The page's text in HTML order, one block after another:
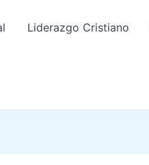
Liderazgo Cristiano